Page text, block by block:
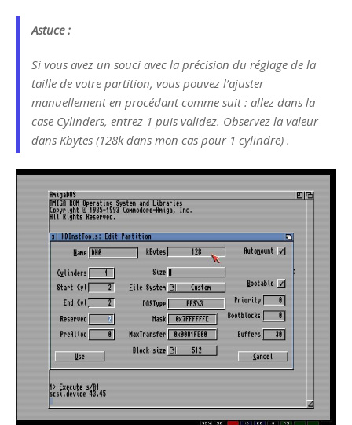
Astuce :
Si vous avez un souci avec la précision du réglage de la
taille de votre partition, vous pouvez l’ajuster
manuellement en procédant comme suit : allez dans la
case Cylinders, entrez 1 puis validez. Observez la valeur
dans Kbytes (128k dans mon cas pour 1 cylindre) .